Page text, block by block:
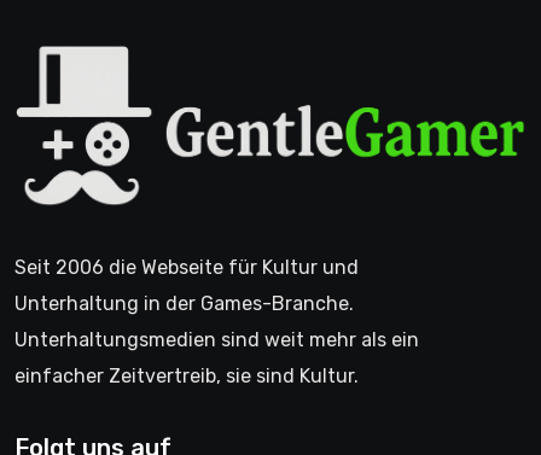
Seit 2006 die Webseite für Kultur und
Unterhaltung in der Games-Branche.
Unterhaltungsmedien sind weit mehr als ein
einfacher Zeitvertreib, sie sind Kultur.
Folgt uns auf